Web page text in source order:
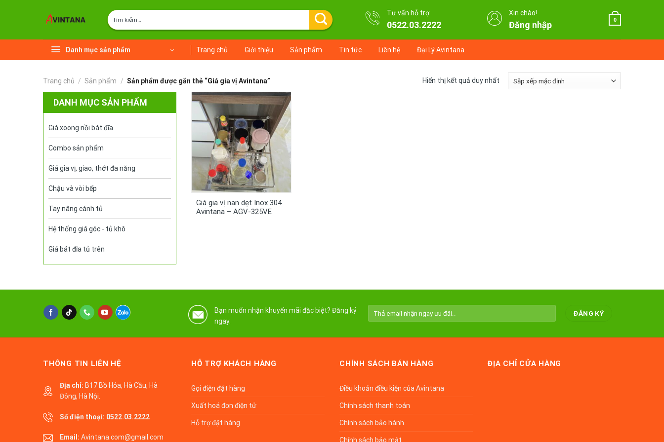
Tìm
kiếm:
Tư vấn hỗ trợ
0522.03.2222
Xin chào!
Đăng nhập
0
Danh mục sản phẩm Trang chủ Giới thiệu Sản phẩm Tin tức Liên hệ Đại Lý Avintana
Trang chủ / Sản phẩm / Sản phẩm được gắn thẻ “Giá gia vị Avintana” Hiển thị kết quả duy nhất
DANH MỤC SẢN PHẨM
Giá xoong nồi bát đĩa
Combo sản phẩm
Giá gia vị, giao, thớt đa năng
Chậu và vòi bếp
Tay nâng cánh tủ
Hệ thống giá góc - tủ khô
Giá bát đĩa tủ trên
Giá gia vị nan dẹt Inox 304
Avintana – AGV-325VE
Bạn muốn nhận khuyến mãi đặc biệt? Đăng ký
ngay.
THÔNG TIN LIÊN HỆ
Địa chỉ: B17 Bồ Hỏa, Hà Cầu, Hà
Đông, Hà Nội.
Số điện thoại: 0522.03.2222
Email: Avintana.com@gmail.com
HỖ TRỢ KHÁCH HÀNG
Gọi điện đặt hàng
Xuất hoá đơn điện tử
Hỗ trợ đặt hàng
CHÍNH SÁCH BÁN HÀNG
Điều khoản điều kiện của Avintana
Chính sách thanh toán
Chính sách bảo hành
Chính sách bảo mật
ĐỊA CHỈ CỬA HÀNG